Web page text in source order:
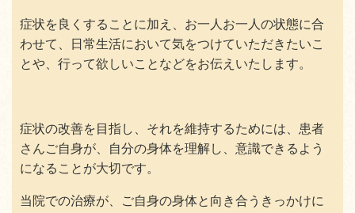
症状を良くすることに加え、お一人お一人の状態に合
わせて、日常生活において気をつけていただきたいこ
とや、行って欲しいことなどをお伝えいたします。
症状の改善を目指し、それを維持するためには、患者
さんご自身が、自分の身体を理解し、意識できるよう
になることが大切です。
当院での治療が、ご自身の身体と向き合うきっかけに